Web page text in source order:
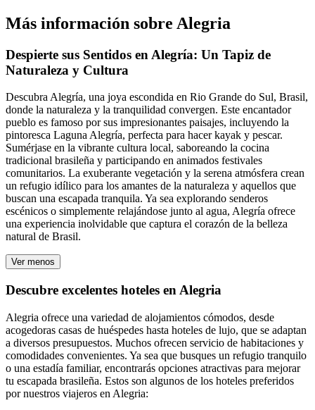
Más información sobre Alegria
Despierte sus Sentidos en Alegría: Un Tapiz de
Naturaleza y Cultura
Descubra Alegría, una joya escondida en Rio Grande do Sul, Brasil,
donde la naturaleza y la tranquilidad convergen. Este encantador
pueblo es famoso por sus impresionantes paisajes, incluyendo la
pintoresca Laguna Alegría, perfecta para hacer kayak y pescar.
Sumérjase en la vibrante cultura local, saboreando la cocina
tradicional brasileña y participando en animados festivales
comunitarios. La exuberante vegetación y la serena atmósfera crean
un refugio idílico para los amantes de la naturaleza y aquellos que
buscan una escapada tranquila. Ya sea explorando senderos
escénicos o simplemente relajándose junto al agua, Alegría ofrece
una experiencia inolvidable que captura el corazón de la belleza
natural de Brasil.
Ver menos
Descubre excelentes hoteles en Alegria
Alegria ofrece una variedad de alojamientos cómodos, desde
acogedoras casas de huéspedes hasta hoteles de lujo, que se adaptan
a diversos presupuestos. Muchos ofrecen servicio de habitaciones y
comodidades convenientes. Ya sea que busques un refugio tranquilo
o una estadía familiar, encontrarás opciones atractivas para mejorar
tu escapada brasileña. Estos son algunos de los hoteles preferidos
por nuestros viajeros en Alegria: